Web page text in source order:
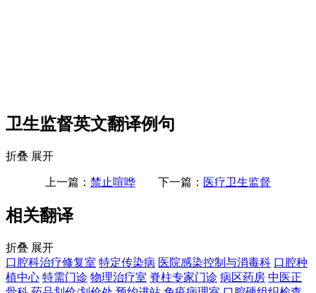
卫生监督英文翻译例句
折叠 展开
上一篇： 禁止喧哗 下一篇： 医疗卫生监督
相关翻译
折叠 展开
口腔科治疗修复室 特定传染病 医院感染控制与消毒科 口腔种
植中心 特需门诊 物理治疗室 脊柱专家门诊 病区药房 中医正